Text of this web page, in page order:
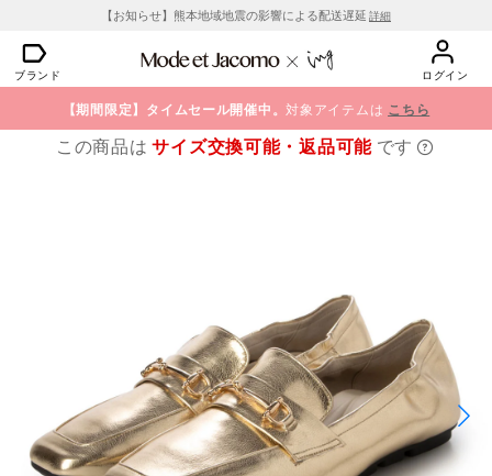
【お知らせ】熊本地域地震の影響による配送遅延 詳細
ブランド ログイン
【期間限定】タイムセール開催中。対象アイテムは こちら
この商品はサイズ交換可能・返品可能 です